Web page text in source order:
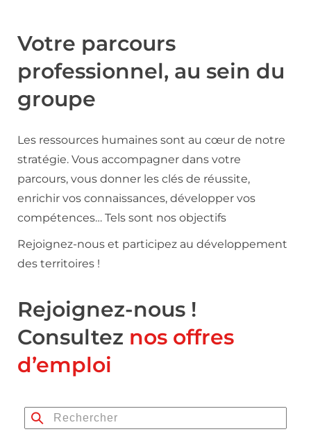
Votre parcours
professionnel, au sein du
groupe
Les ressources humaines sont au cœur de notre
stratégie. Vous accompagner dans votre
parcours, vous donner les clés de réussite,
enrichir vos connaissances, développer vos
compétences… Tels sont nos objectifs
Rejoignez-nous et participez au développement
des territoires !
Rejoignez-nous !
Consultez nos offres
d’emploi